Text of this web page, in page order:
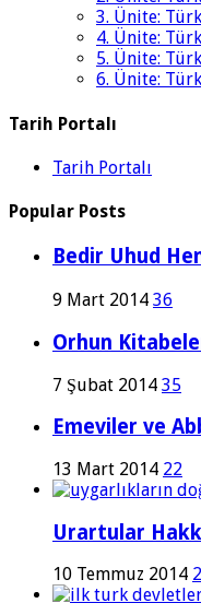
3. Ünite:
4. Ünite:
5. Ünite:
6. Ünite:
Tarih Portalı
Tarih Portalı
Popular Posts
Bedir Uhud
9 Mart 2014 36
Orhun
7 Şubat 2014 35
Emeviler ve
13 Mart 2014 22
Urartular
10 Temmuz 2014